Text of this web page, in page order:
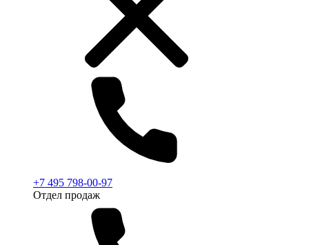
+7 495 798-00-97
Отдел продаж